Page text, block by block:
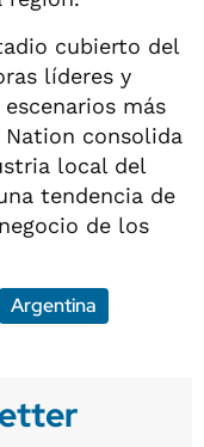
cubierto del
líderes y
más
consolida
local del
tendencia de
de los
Argentina